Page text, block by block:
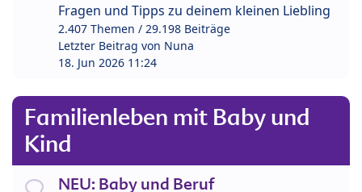
Fragen und Tipps zu deinem kleinen Liebling
2.407 Themen / 29.198 Beiträge
Letzter Beitrag von Nuna
18. Jun 2026 11:24
Familienleben mit Baby und
Kind
NEU: Baby und Beruf